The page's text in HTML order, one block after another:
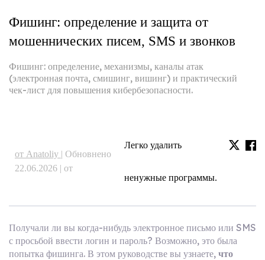
Фишинг: определение и защита от
мошеннических писем, SMS и звонков
Фишинг: определение, механизмы, каналы атак
(электронная почта, смишинг, вишинг) и практический
чек-лист для повышения кибербезопасности.
от Anatoliy | Обновнено
22.06.2026 | от
Легко удалить
ненужные программы.
Получали ли вы когда-нибудь электронное письмо или SMS
с просьбой ввести логин и пароль? Возможно, это была
попытка фишинга. В этом руководстве вы узнаете, что